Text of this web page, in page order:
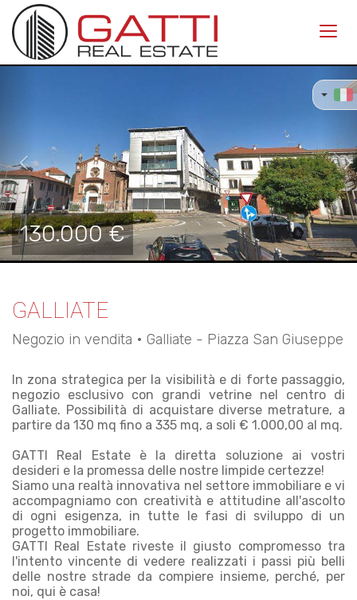
130.000 €
GALLIATE
Negozio in vendita • Galliate - Piazza San Giuseppe
In zona strategica per la visibilità e di forte passaggio,
negozio esclusivo con grandi vetrine nel centro di
Galliate. Possibilità di acquistare diverse metrature, a
partire da 130 mq fino a 335 mq, a soli € 1.000,00 al mq.
GATTI Real Estate è la diretta soluzione ai vostri
desideri e la promessa delle nostre limpide certezze!
Siamo una realtà innovativa nel settore immobiliare e vi
accompagniamo con creatività e attitudine all'ascolto
di ogni esigenza, in tutte le fasi di sviluppo di un
progetto immobiliare.
GATTI Real Estate riveste il giusto compromesso tra
l'intento vincente di vedere realizzati i passi più belli
delle nostre strade da compiere insieme, perché, per
noi, qui è casa!